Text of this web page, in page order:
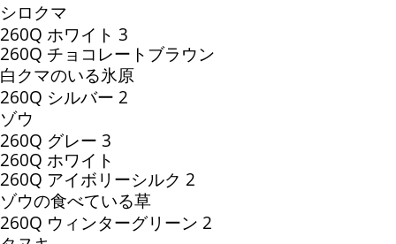
シロクマ
260Q ホワイト 3
260Q チョコレートブラウン
白クマのいる氷原
260Q シルバー 2
ゾウ
260Q グレー 3
260Q ホワイト
260Q アイボリーシルク 2
ゾウの食べている草
260Q ウィンターグリーン 2